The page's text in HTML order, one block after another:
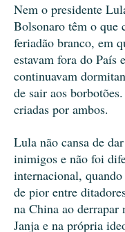
Nem o presidente
Bolsonaro têm o que
feriadão branco, em
estavam fora do País
continuavam
de sair aos
criadas por ambos.
Lula não cansa de
inimigos e não foi
internacional,
de pior entre
na China ao
Janja e na própria